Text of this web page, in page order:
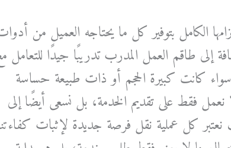
الكامل بتوفير كل ما يحتاجه العميل من
إلى طاقم العمل المدرب تدريبًا جيدًا للتعامل
سواء كانت كبيرة الحجم أو ذات طبيعة حساسة
فقط على تقديم الخدمة، بل نسعى أيضًا إلى
نعتبر كل عملية نقل فرصة جديدة لإثبات